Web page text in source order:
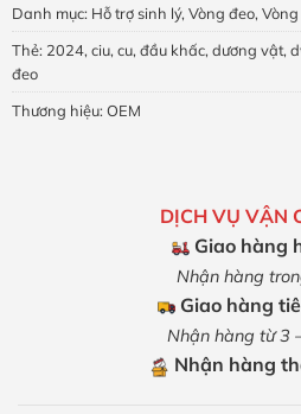
Danh mục: Hỗ trợ sinh lý, Vòng đeo,
Thẻ: 2024, ciu, cu, đầu khấc, dương vật,
đeo
Thương hiệu: OEM
DỊCH VỤ VẬN
Giao hàng
Nhận hàng
Giao hàng
Nhận hàng từ 3
Nhận hàng